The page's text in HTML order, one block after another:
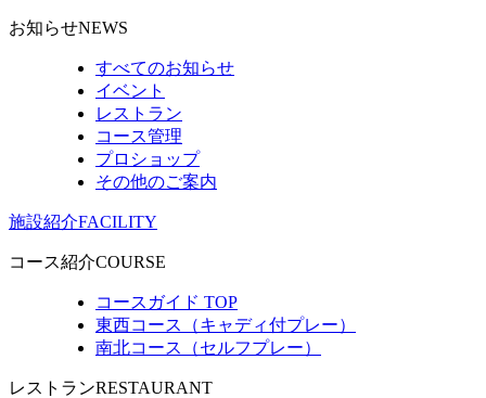
お知らせNEWS
すべてのお知らせ
イベント
レストラン
コース管理
プロショップ
その他のご案内
施設紹介FACILITY
コース紹介COURSE
コースガイド TOP
東西コース（キャディ付プレー）
南北コース（セルフプレー）
レストランRESTAURANT